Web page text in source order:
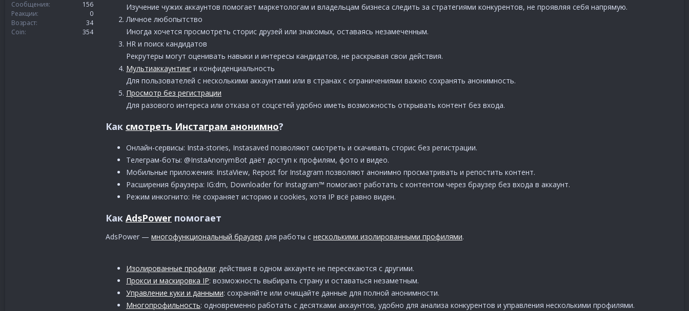
Сообщения
156
Реакции
0
Возраст
34
Coin
354
Изучение чужих аккаунтов помогает маркетологам и владельцам бизнеса следить за стратегиями конкурентов, не проявляя себя напрямую.
Личное любопытство
Иногда хочется просмотреть сторис друзей или знакомых, оставаясь незамеченным.
HR и поиск кандидатов
Рекрутеры могут оценивать навыки и интересы кандидатов, не раскрывая свои действия.
Мультиаккаунтинг и конфиденциальность
Для пользователей с несколькими аккаунтами или в странах с ограничениями важно сохранять анонимность.
Просмотр без регистрации
Для разового интереса или отказа от соцсетей удобно иметь возможность открывать контент без входа.
Как смотреть Инстаграм анонимно?​
Онлайн-сервисы: Insta-stories, Instasaved позволяют смотреть и скачивать сторис без регистрации.
Телеграм-боты: @InstaAnonymBot даёт доступ к профилям, фото и видео.
Мобильные приложения: InstaView, Repost for Instagram позволяют анонимно просматривать и репостить контент.
Расширения браузера: IG:dm, Downloader for Instagram™ помогают работать с контентом через браузер без входа в аккаунт.
Режим инкогнито: Не сохраняет историю и cookies, хотя IP всё равно виден.
Как AdsPower помогает​
AdsPower — многофункциональный браузер для работы с несколькими изолированными профилями.
Изолированные профили: действия в одном аккаунте не пересекаются с другими.
Прокси и маскировка IP: возможность выбирать страну и оставаться незаметным.
Управление куки и данными: сохраняйте или очищайте данные для полной анонимности.
Многопрофильность: одновременно работать с десятками аккаунтов, удобно для анализа конкурентов и управления несколькими профилями.